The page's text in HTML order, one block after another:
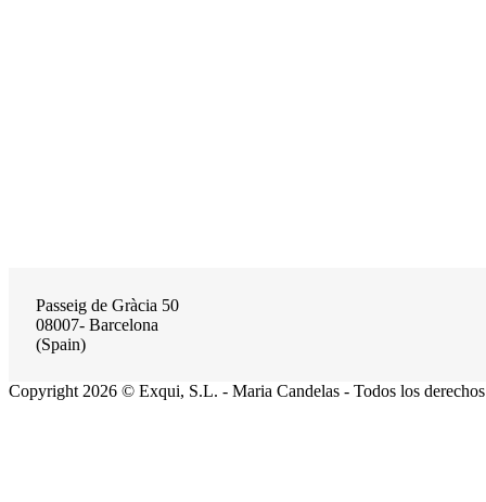
Passeig de Gràcia 50
08007- Barcelona
(Spain)
Copyright 2026 © Exqui, S.L. - Maria Candelas - Todos los derechos